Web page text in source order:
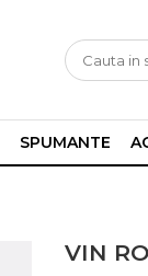
SPUMANTE
VIN